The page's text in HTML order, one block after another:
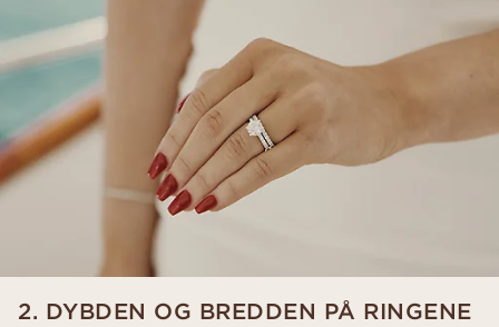
2. DYBDEN OG BREDDEN PÅ RINGENE